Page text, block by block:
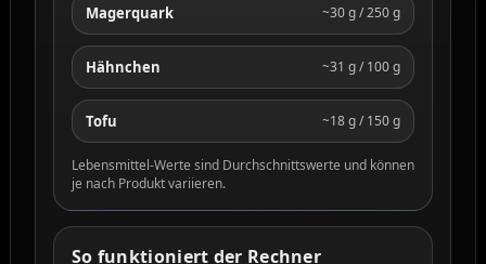
Magerquark ~30 g / 250 g
Hähnchen ~31 g / 100 g
Tofu ~18 g / 150 g
Lebensmittel-Werte sind Durchschnittswerte und können
je nach Produkt variieren.
So funktioniert der Rechner